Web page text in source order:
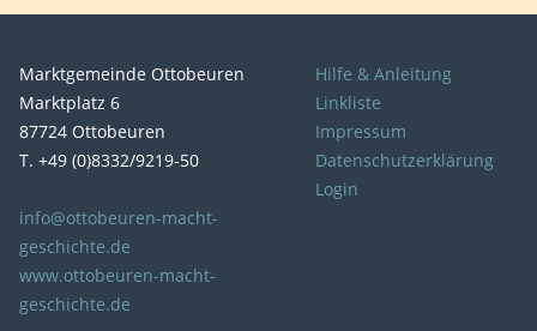
Marktgemeinde Ottobeuren
Marktplatz 6
87724 Ottobeuren
T. +49 (0)8332/9219-50
info@ottobeuren-macht-
geschichte.de
www.ottobeuren-macht-
geschichte.de
Hilfe & Anleitung
Linkliste
Impressum
Datenschutzerklärung
Login